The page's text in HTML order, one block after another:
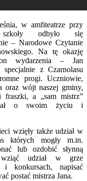
w amfiteatrze przy
odbyło się
– Narodowe Czytanie
Na tę okazję
wydarzenia – Jan
z Czarnolasu
progi. Uczniowie,
oraz wójt naszej gminy,
a „sam mistrz”
o swoim życiu i
wzięły także udział w
których mogły m.in.
lub ozdobić słynną
wziąć udział w grze
i konkursach, napisać
postać mistrza Jana.